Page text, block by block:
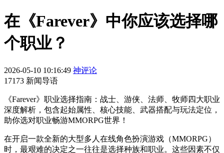
在《Farever》中你应该选择哪
个职业？
2026-05-10 10:16:49 神评论
17173 新闻导语
《Farever》职业选择指南：战士、游侠、法师、牧师四大职业
深度解析，包含起始属性、核心技能、武器搭配与玩法定位，
助你选对职业畅游MMORPG世界！
在开启一款全新的大型多人在线角色扮演游戏（MMORPG）
时，最艰难的决定之一往往是选择种族和职业。这些因素不仅